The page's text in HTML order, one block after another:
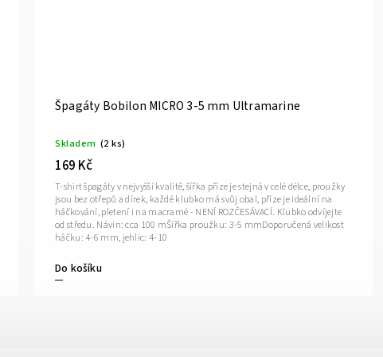
Špagáty Bobilon MICRO 3-5 mm Deep Ocean
Skladem (1 ks)
169 Kč
Do košíku
T-shirt špagáty v nejvyšší kvalitě, šířka příze je stejná v celé délce, proužky
jsou bez otřepů a dírek, každé klubko má svůj obal, příze je ideální na
háčkování, pletení i na macramé - NENÍ ROZČESÁVACÍ. Klubko odvíjejte
od středu. Návin: cca 100 mŠířka proužku: 3-5 mmDoporučená velikost
háčku: 4-6 mm, jehlic: 4-10